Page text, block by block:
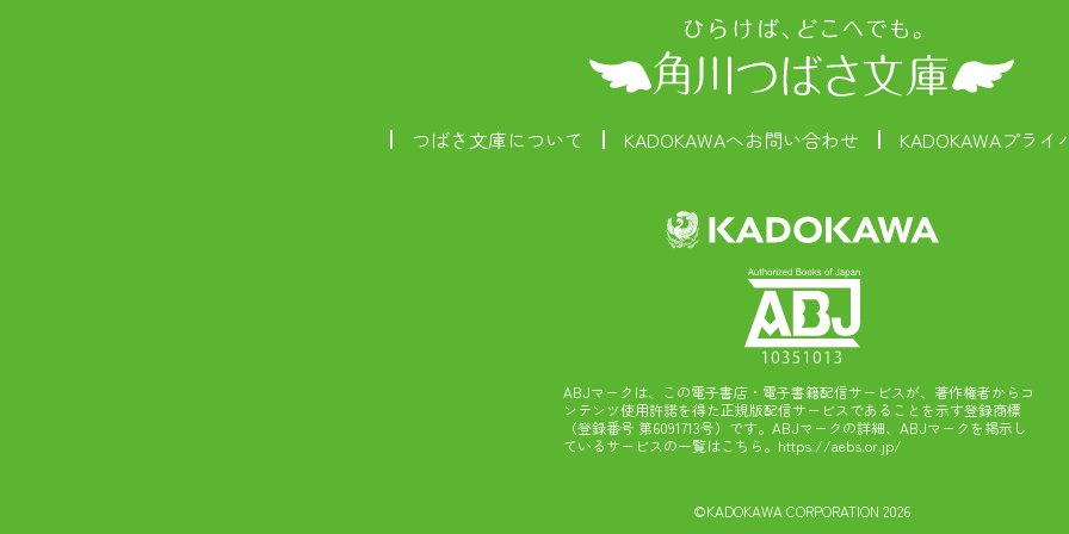
つばさ文庫について KADOKAWAへお問い合わせ KADOKAWAプラ
ABJマークは、この電子書店・電子書籍配信サービスが、著作権者からコ
ンテンツ使用許諾を得た正規版配信サービスであることを示す登録商標
（登録番号 第6091713号）です。ABJマークの詳細、ABJマークを掲示し
ているサービスの一覧はこちら。 https://aebs.or.jp/
©KADOKAWA CORPORATION 2026